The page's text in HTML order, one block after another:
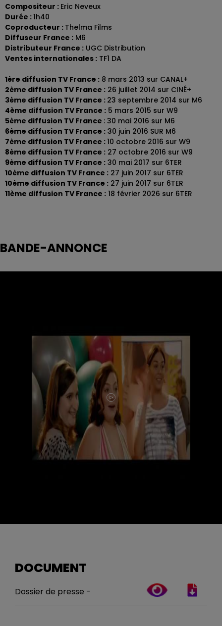
Compositeur : Eric Neveux
Durée :1h40
Coproducteur : Thelma Films
Diffuseur France : M6
Distributeur France : UGC Distribution
Ventes internationales : TF1 DA
1ère diffusion TV France : 8 mars 2013 sur CANAL+
2ème diffusion TV France : 26 juillet 2014 sur CINÉ+
3ème diffusion TV France : 23 septembre 2014 sur M6
4ème diffusion TV France : 5 mars 2015 sur W9
5ème diffusion TV France : 30 mai 2016 sur M6
6ème diffusion TV France : 30 juin 2016 SUR M6
7ème diffusion TV France :10 octobre 2016 sur W9
8ème diffusion TV France : 27 octobre 2016 sur W9
9ème diffusion TV France : 30 mai 2017 sur 6TER
10ème diffusion TV France : 27 juin 2017 sur 6TER
10ème diffusion TV France : 27 juin 2017 sur 6TER
11ème diffusion TV France : 18 février 2026 sur 6TER
BANDE-ANNONCE
DOCUMENT
Dossier de presse -